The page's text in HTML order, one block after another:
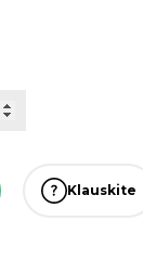
Klauskite